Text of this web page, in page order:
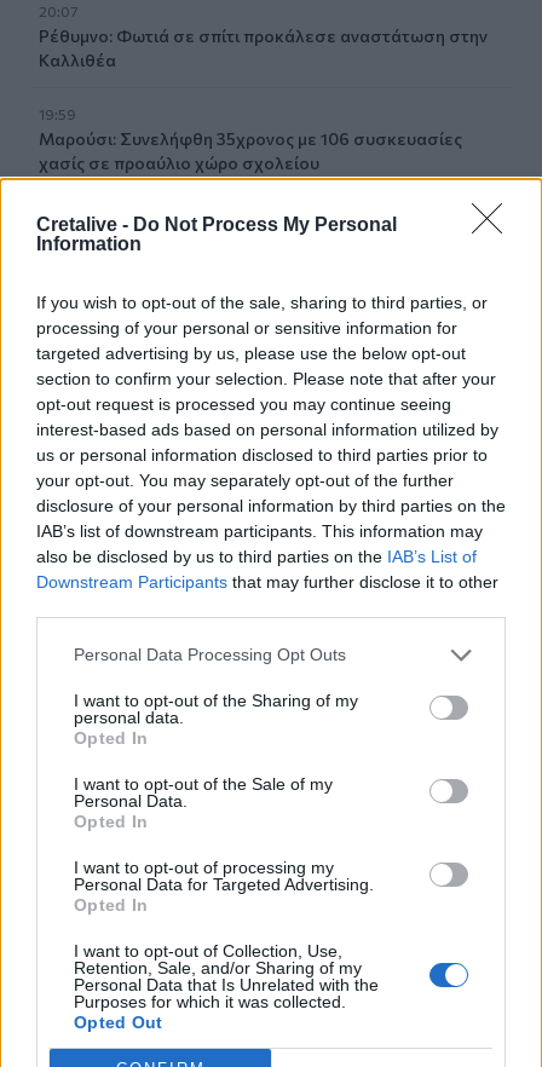
Cretalive - Do Not Process My Personal
Information
If you wish to opt-out of the sale, sharing to third parties, or
processing of your personal or sensitive information for
targeted advertising by us, please use the below opt-out
section to confirm your selection. Please note that after your
opt-out request is processed you may continue seeing
interest-based ads based on personal information utilized by
us or personal information disclosed to third parties prior to
your opt-out. You may separately opt-out of the further
disclosure of your personal information by third parties on the
IAB’s list of downstream participants. This information may
also be disclosed by us to third parties on the IAB’s List of
Downstream Participants that may further disclose it to other
Personal Data Processing Opt Outs
I want to opt-out of the Sharing of my
personal data.
Opted In
I want to opt-out of the Sale of my
Personal Data.
Opted In
I want to opt-out of processing my
Personal Data for Targeted Advertising.
Opted In
I want to opt-out of Collection, Use,
Retention, Sale, and/or Sharing of my
Personal Data that Is Unrelated with the
Purposes for which it was collected.
Opted Out
20:07
Ρέθυμνο: Φωτιά σε σπίτι προκάλεσε αναστάτωση στην
Καλλιθέα
19:59
Μαρούσι: Συνελήφθη 35χρονος με 106 συσκευασίες
χασίς σε προαύλιο χώρο σχολείου
19:55
Πάτρα: Θρήνος για μωράκι μόλις 8 ημερών –
Καταβλήθηκαν 33.579.900 εκατ. ευρώ για την αγορά
λιπασμάτων
19:42
Καλοκαίρι 2026: Η Ευρώπη στις φλόγες - 5 εκατ.
στρέμματα στάχτη, από την Πορτογαλία έως την Κρήτη
(Βίντεο)
19:18
ΗΠΑ: Εφετείο απαγόρευσε να συνεχιστεί η κατασκευή
της αίθουσας χορού στον Λευκό Οίκο
του Υπουργείου Μετανάστευσης και Ασύλου για
σχολικές υποδομές και δημόσιους χώρους
ΣΧΕΤΙΚA AΡΘΡΑ
Μεταναστευτικό: Σύλληψη 18χρονου διακινητή για
Μεταναστευτικό: Σύλληψη
Μεταναστευτικό: Σύλληψη